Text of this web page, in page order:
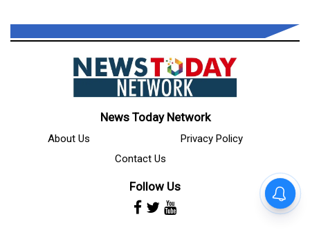
News Today Network
About Us
Privacy Policy
Contact Us
Follow Us